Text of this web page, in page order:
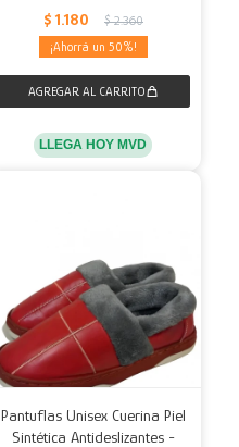
$ 1.180 $ 2.360
50
LLEGA HOY MVD
Pantuflas Unisex Cuerina Piel
Sintética Antideslizantes -